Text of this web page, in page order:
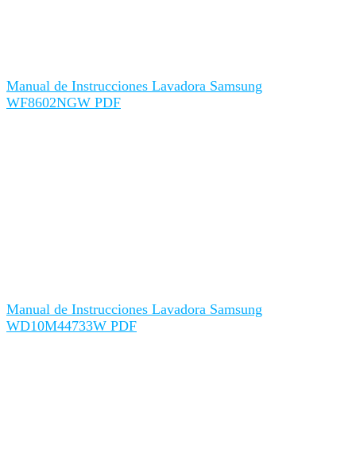
Manual de Instrucciones Lavadora Samsung
WF8602NGW PDF
Manual de Instrucciones Lavadora Samsung
WD10M44733W PDF